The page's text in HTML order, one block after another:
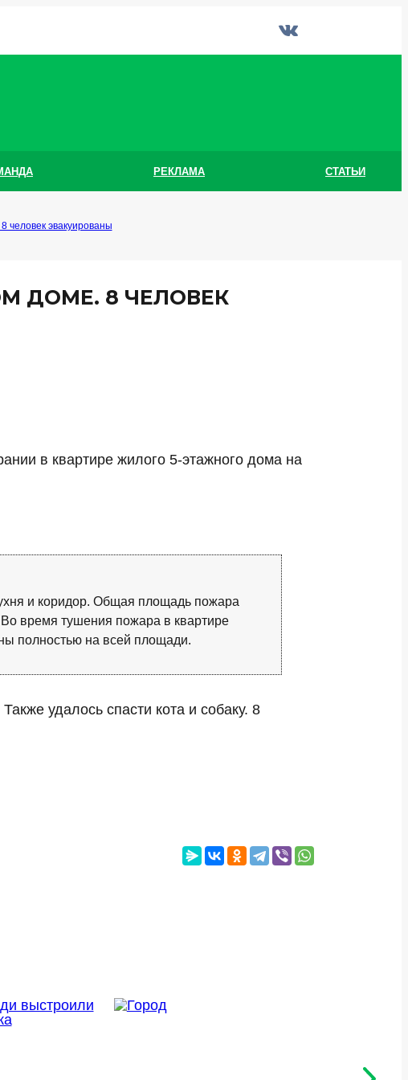
РЕКЛАМА СТАТЬИ
человек эвакуированы
ДОМЕ. 8 ЧЕЛОВЕК
в квартире жилого 5-этажного дома на
и коридор. Общая площадь пожара
время тушения пожара в квартире
полностью на всей площади.
удалось спасти кота и собаку. 8